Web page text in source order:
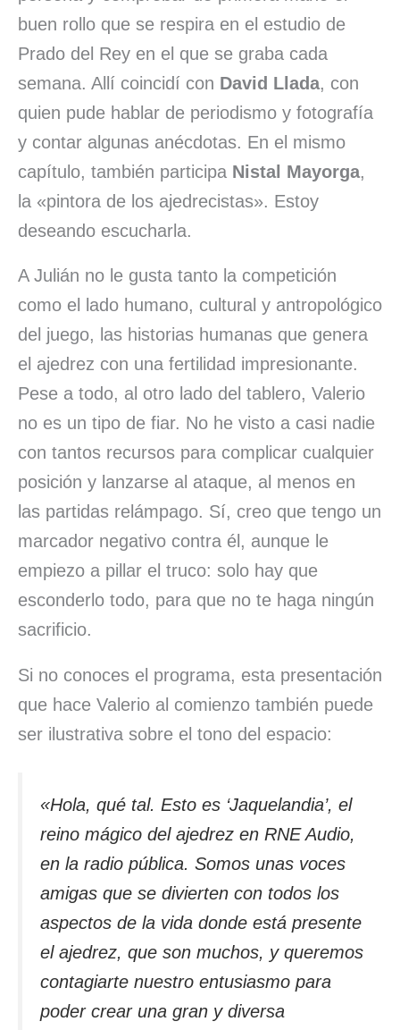
buen rollo que se respira en el estudio de
Prado del Rey en el que se graba cada
semana. Allí coincidí con David Llada, con
quien pude hablar de periodismo y fotografía
y contar algunas anécdotas. En el mismo
capítulo, también participa Nistal Mayorga,
la «pintora de los ajedrecistas». Estoy
deseando escucharla.
A Julián no le gusta tanto la competición
como el lado humano, cultural y antropológico
del juego, las historias humanas que genera
el ajedrez con una fertilidad impresionante.
Pese a todo, al otro lado del tablero, Valerio
no es un tipo de fiar. No he visto a casi nadie
con tantos recursos para complicar cualquier
posición y lanzarse al ataque, al menos en
las partidas relámpago. Sí, creo que tengo un
marcador negativo contra él, aunque le
empiezo a pillar el truco: solo hay que
esconderlo todo, para que no te haga ningún
sacrificio.
Si no conoces el programa, esta presentación
que hace Valerio al comienzo también puede
ser ilustrativa sobre el tono del espacio:
«Hola, qué tal. Esto es ‘Jaquelandia’, el
reino mágico del ajedrez en RNE Audio,
en la radio pública. Somos unas voces
amigas que se divierten con todos los
aspectos de la vida donde está presente
el ajedrez, que son muchos, y queremos
contagiarte nuestro entusiasmo para
poder crear una gran y diversa